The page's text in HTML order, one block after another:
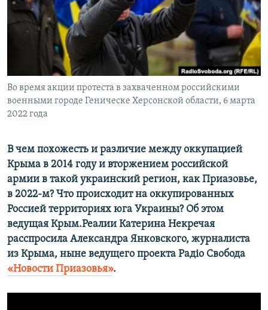
КРЫМ.НЕПОКОРЕННЫЙ
ELIFBE
УКРАИНСКАЯ ПРОБЛЕМА КРЫМА
Все сайты RFE/RL
Во время акции протеста в захваченном российскими
военными городе Геническе Херсонской области, 6 марта
2022 года
В чем похожесть и различие между оккупацией
Крыма в 2014 году и вторжением российской
армии в такой украинский регион, как Приазовье,
в 2022-м? Что происходит на оккупированных
Россией территориях юга Украины? Об этом
ведущая Крым.Реалии Катерина Некречая
расспросила Александра Янковского, журналиста
из Крыма, ныне ведущего проекта Радіо Свобода
«Новости Приазовья».